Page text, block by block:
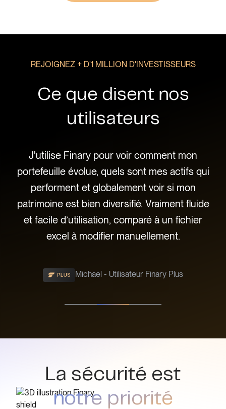
REJOIGNEZ + D'1 MILLION D'INVESTISSEURS
Ce que disent nos
utilisateurs
J'utilise Finary pour voir comment mon
portefeuille évolue, quels sont mes actifs qui
performent et globalement voir si mon
patrimoine est bien diversifié. Vraiment fluide
et facile d’utilisation, comparé à un fichier
excel à modifier manuellement.
Michael - Utilisateur Finary Plus
La sécurité est
notre priorité